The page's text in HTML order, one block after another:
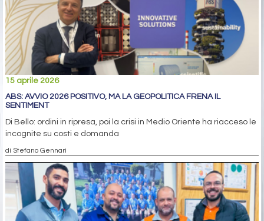
15 aprile 2026
ABS: AVVIO 2026 POSITIVO, MA LA GEOPOLITICA FRENA IL
SENTIMENT
Di Bello: ordini in ripresa, poi la crisi in Medio Oriente ha riacceso le
incognite su costi e domanda
di Stefano Gennari